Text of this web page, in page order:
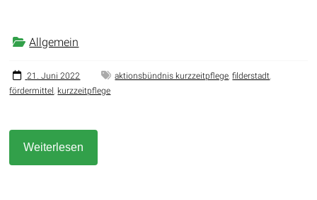
Allgemein
21. Juni 2022 aktionsbündnis kurzzeitpflege,filderstadt,
fördermittel , kurzzeitpflege
Weiterlesen